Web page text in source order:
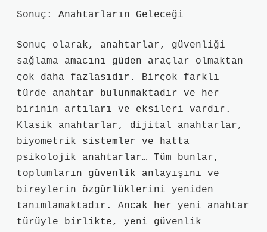
Sonuç: Anahtarların Geleceği
Sonuç olarak, anahtarlar, güvenliği
sağlama amacını güden araçlar olmaktan
çok daha fazlasıdır. Birçok farklı
türde anahtar bulunmaktadır ve her
birinin artıları ve eksileri vardır.
Klasik anahtarlar, dijital anahtarlar,
biyometrik sistemler ve hatta
psikolojik anahtarlar… Tüm bunlar,
toplumların güvenlik anlayışını ve
bireylerin özgürlüklerini yeniden
tanımlamaktadır. Ancak her yeni anahtar
türüyle birlikte, yeni güvenlik